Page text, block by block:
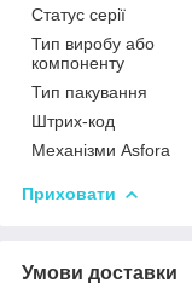
Статус серії
Тип виробу або
компоненту
Тип пакування
Штрих-код
Механізми Asfora
Приховати
Умови доставки